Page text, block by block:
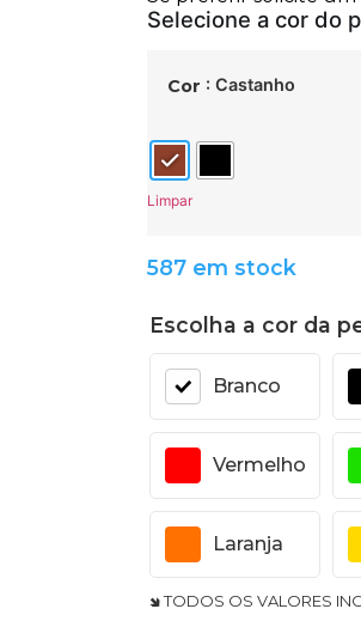
Cor : Castanho
Limpar
587 em stock
Escolha a cor da
Branco
Vermelho
Laranja
🢆 TODOS OS VALORES